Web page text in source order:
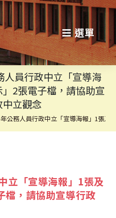
選單
人員行政中立「宣導海
2張電子檔，請協助宣
中立觀念
公務人員行政中立「宣導海報」1張及
立「宣導海報」1張及
檔，請協助宣導行政